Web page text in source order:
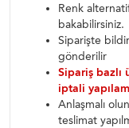
Renk
bakabilirsiniz.
Siparişte
gönderilir
Sipariş bazlı
iptali
Anlaşmalı
teslimat